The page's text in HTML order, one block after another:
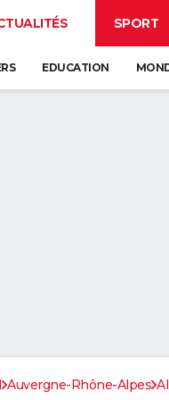
SPORT
EDUCATION
Auvergne-Rhône-Alpes